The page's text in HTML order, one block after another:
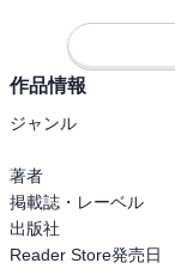
作品情報
ジャンル
著者
掲載誌・レーベル
出版社
Reader Store発売日